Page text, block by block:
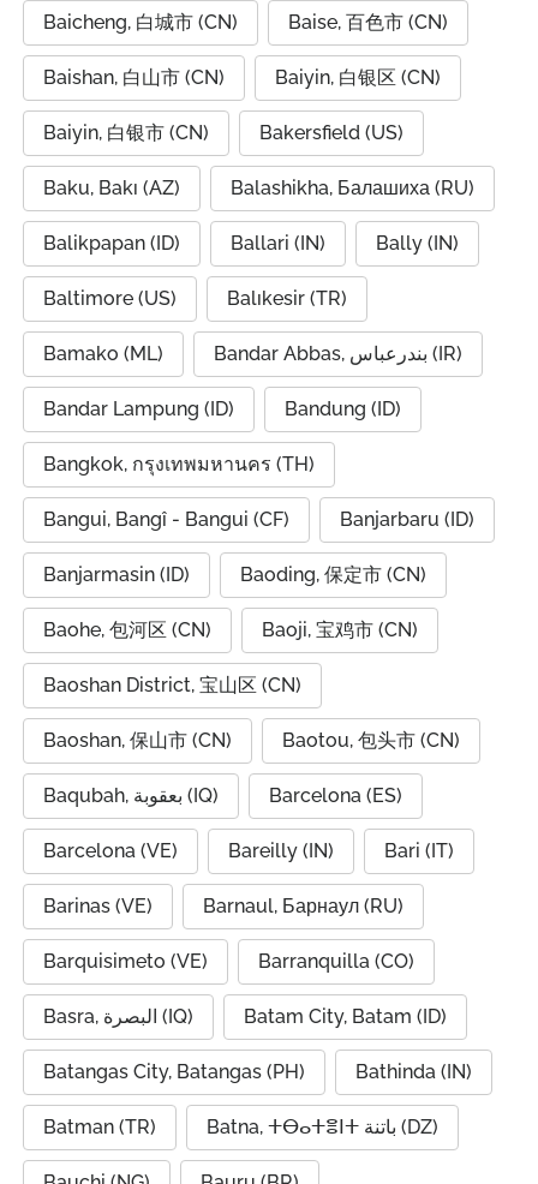
Baicheng, 白城市 (CN) Baise, 百色市 (CN)
Baishan, 白山市 (CN) Baiyin, 白银区 (CN)
Baiyin, 白银市 (CN) Bakersfield (US)
Baku, Bakı (AZ) Balashikha, Балашиха (RU)
Balikpapan (ID) Ballari (IN) Bally (IN)
Baltimore (US) Balıkesir (TR)
Bamako (ML) Bandar Abbas, بندرعباس (IR)
Bandar Lampung (ID) Bandung (ID)
Bangkok, กรุงเทพมหานคร (TH)
Bangui, Bangî - Bangui (CF) Banjarbaru (ID)
Banjarmasin (ID) Baoding, 保定市 (CN)
Baohe, 包河区 (CN) Baoji, 宝鸡市 (CN)
Baoshan District, 宝山区 (CN)
Baoshan, 保山市 (CN) Baotou, 包头市 (CN)
Baqubah, بعقوبة (IQ) Barcelona (ES)
Barcelona (VE) Bareilly (IN) Bari (IT)
Barinas (VE) Barnaul, Барнаул (RU)
Barquisimeto (VE) Barranquilla (CO)
Basra, البصرة (IQ) Batam City, Batam (ID)
Batangas City, Batangas (PH) Bathinda (IN)
Batman (TR) Batna, ⵜⴱⴰⵜⴻⵏⵜ باتنة (DZ)